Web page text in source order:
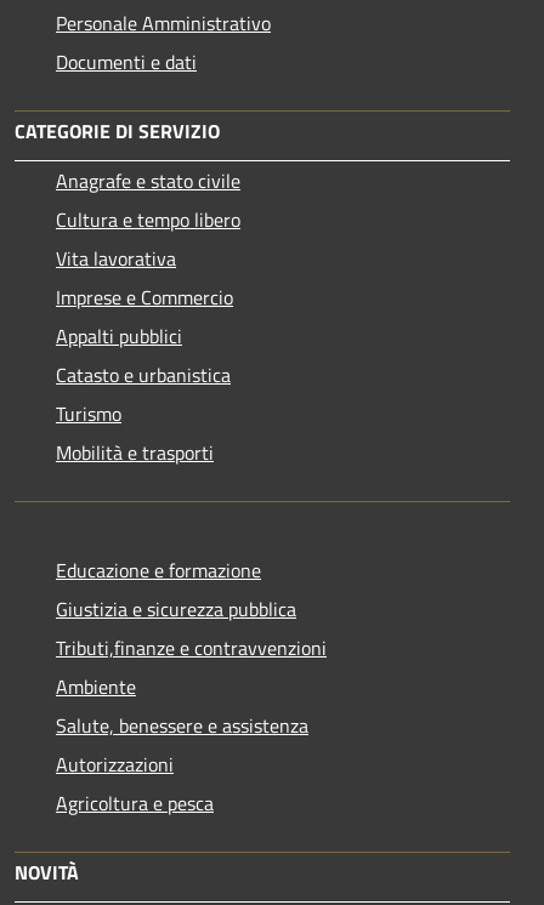
Personale Amministrativo
Documenti e dati
CATEGORIE DI SERVIZIO
Anagrafe e stato civile
Cultura e tempo libero
Vita lavorativa
Imprese e Commercio
Appalti pubblici
Catasto e urbanistica
Turismo
Mobilità e trasporti
Educazione e formazione
Giustizia e sicurezza pubblica
Tributi,finanze e contravvenzioni
Ambiente
Salute, benessere e assistenza
Autorizzazioni
Agricoltura e pesca
NOVITÀ